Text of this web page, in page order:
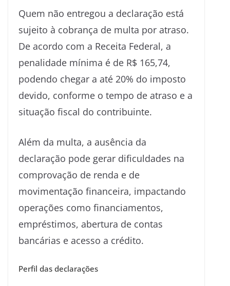
Quem não entregou a declaração está
sujeito à cobrança de multa por atraso.
De acordo com a Receita Federal, a
penalidade mínima é de R$ 165,74,
podendo chegar a até 20% do imposto
devido, conforme o tempo de atraso e a
situação fiscal do contribuinte.
Além da multa, a ausência da
declaração pode gerar dificuldades na
comprovação de renda e de
movimentação financeira, impactando
operações como financiamentos,
empréstimos, abertura de contas
bancárias e acesso a crédito.
Perfil das declarações